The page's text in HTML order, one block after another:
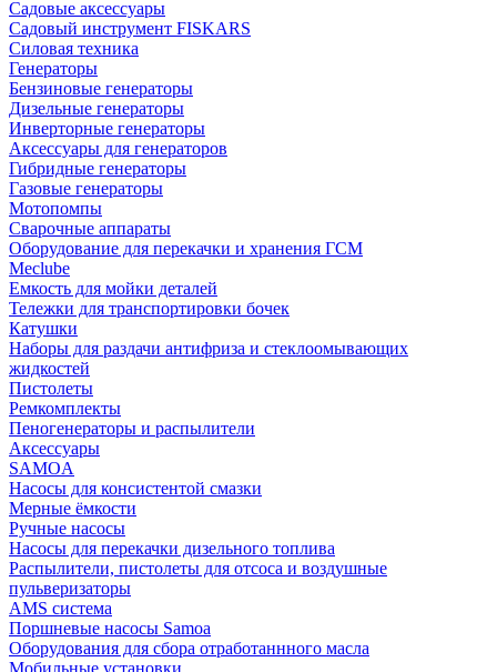
Садовые аксессуары
Садовый инструмент FISKARS
Силовая техника
Генераторы
Бензиновые генераторы
Дизельные генераторы
Инверторные генераторы
Аксессуары для генераторов
Гибридные генераторы
Газовые генераторы
Мотопомпы
Сварочные аппараты
Оборудование для перекачки и хранения ГСМ
Meclube
Емкость для мойки деталей
Тележки для транспортировки бочек
Катушки
Наборы для раздачи антифриза и стеклоомывающих
жидкостей
Пистолеты
Ремкомплекты
Пеногенераторы и распылители
Аксессуары
SAMOA
Насосы для консистентой смазки
Мерные ёмкости
Ручные насосы
Насосы для перекачки дизельного топлива
Распылители, пистолеты для отсоса и воздушные
пульверизаторы
AMS система
Поршневые насосы Samoa
Оборудования для сбора отработаннного масла
Мобильные установки